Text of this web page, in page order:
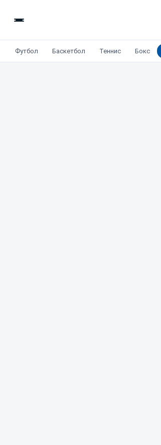
Футбол Баскетбол Теннис Бокс